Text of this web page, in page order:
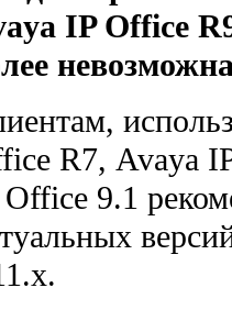
IP Office
R7, Avaya
9.1